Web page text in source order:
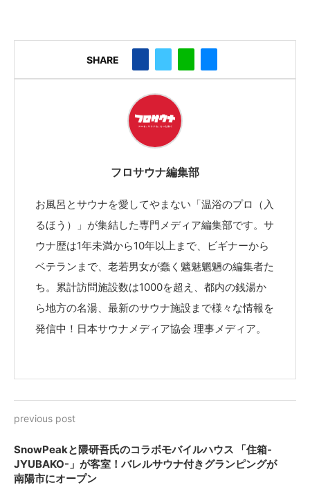
SHARE
フロサウナ編集部
お風呂とサウナを愛してやまない「温浴のプロ（入
るほう）」が集結した専門メディア編集部です。サ
ウナ歴は1年未満から10年以上まで、ビギナーから
ベテランまで、老若男女が蠢く魑魅魍魎の編集者た
ち。累計訪問施設数は1000を超え、都内の銭湯か
ら地方の名湯、最新のサウナ施設まで様々な情報を
発信中！日本サウナメディア協会 理事メディア。
previous post
SnowPeakと隈研吾氏のコラボモバイルハウス 「住箱-
JYUBAKO-」が客室！バレルサウナ付きグランピングが
南陽市にオープン